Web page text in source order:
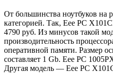
От большинства ноутбуков на
категорией. Так, Eee PC
4790 руб. Из минусов такой
производительность
оперативной памяти. Размер
составляет 1 Gb. Eee PC
Другая модель — Eee PC